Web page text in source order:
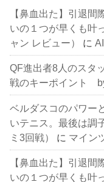
【鼻血出た】引退
いの１つが早くも叶
ャン レビュー）
に
QF進出者8人のスタ
戦のキーポイント
ベルダスコのパワー
いテニス。最後は調
ミ3回戦）
に マイン
【鼻血出た】引退
いの１つが早くも叶